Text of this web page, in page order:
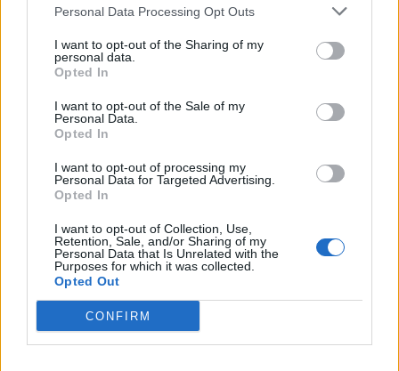
Personal Data Processing Opt Outs
I want to opt-out of the Sharing of my
personal data.
Opted In
I want to opt-out of the Sale of my
Personal Data.
Opted In
I want to opt-out of processing my
Personal Data for Targeted Advertising.
Opted In
I want to opt-out of Collection, Use,
Retention, Sale, and/or Sharing of my
Personal Data that Is Unrelated with the
Purposes for which it was collected.
Opted Out
CONFIRM
Artigo anterior
Enfermeiros em greve
cinco dias no final de abril
e início de maio
Próximo artigo
Jovem de Mira de Aire
desenvolve sapatos e
ARTIGOS RELACIONADOSMAIS DO AUTOR